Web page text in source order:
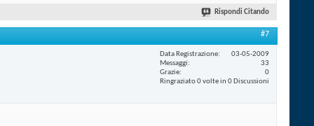
Rispondi Citando
#7
Data Registrazione
03-05-2009
Messaggi
33
Grazie
0
Ringraziato 0 volte in 0 Discussioni